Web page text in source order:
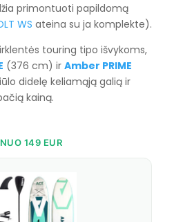
primontuoti papildomą
WS ateina su ja komplekte).
touring tipo išvykoms,
(376 cm) ir Amber PRIME
didelę keliamąją galią ir
kainą.
149 EUR